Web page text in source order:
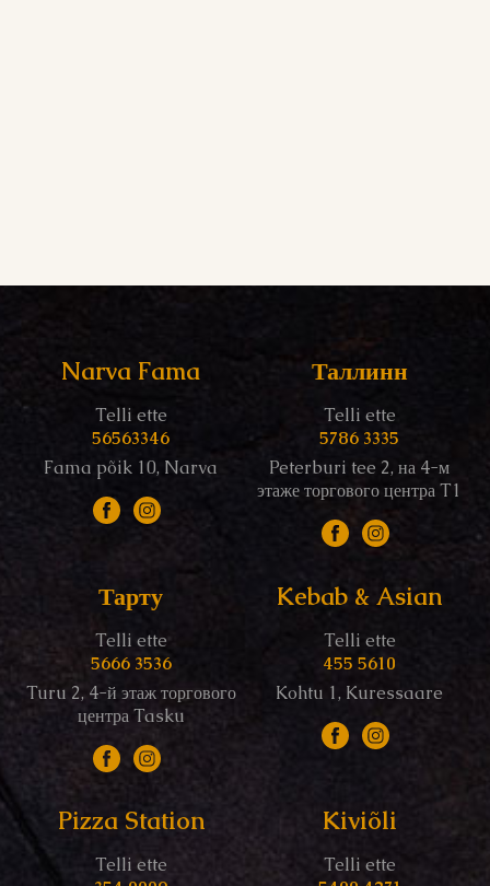
Narva Fama
Telli ette
56563346
Fama põik 10, Narva
Таллинн
Telli ette
5786 3335
Peterburi tee 2, на 4-м
этаже торгового центра T1
Тарту
Telli ette
5666 3536
Turu 2, 4-й этаж торгового
центра Tasku
Kebab & Asian
Telli ette
455 5610
Kohtu 1, Kuressaare
Pizza Station
Telli ette
Kiviõli
Telli ette